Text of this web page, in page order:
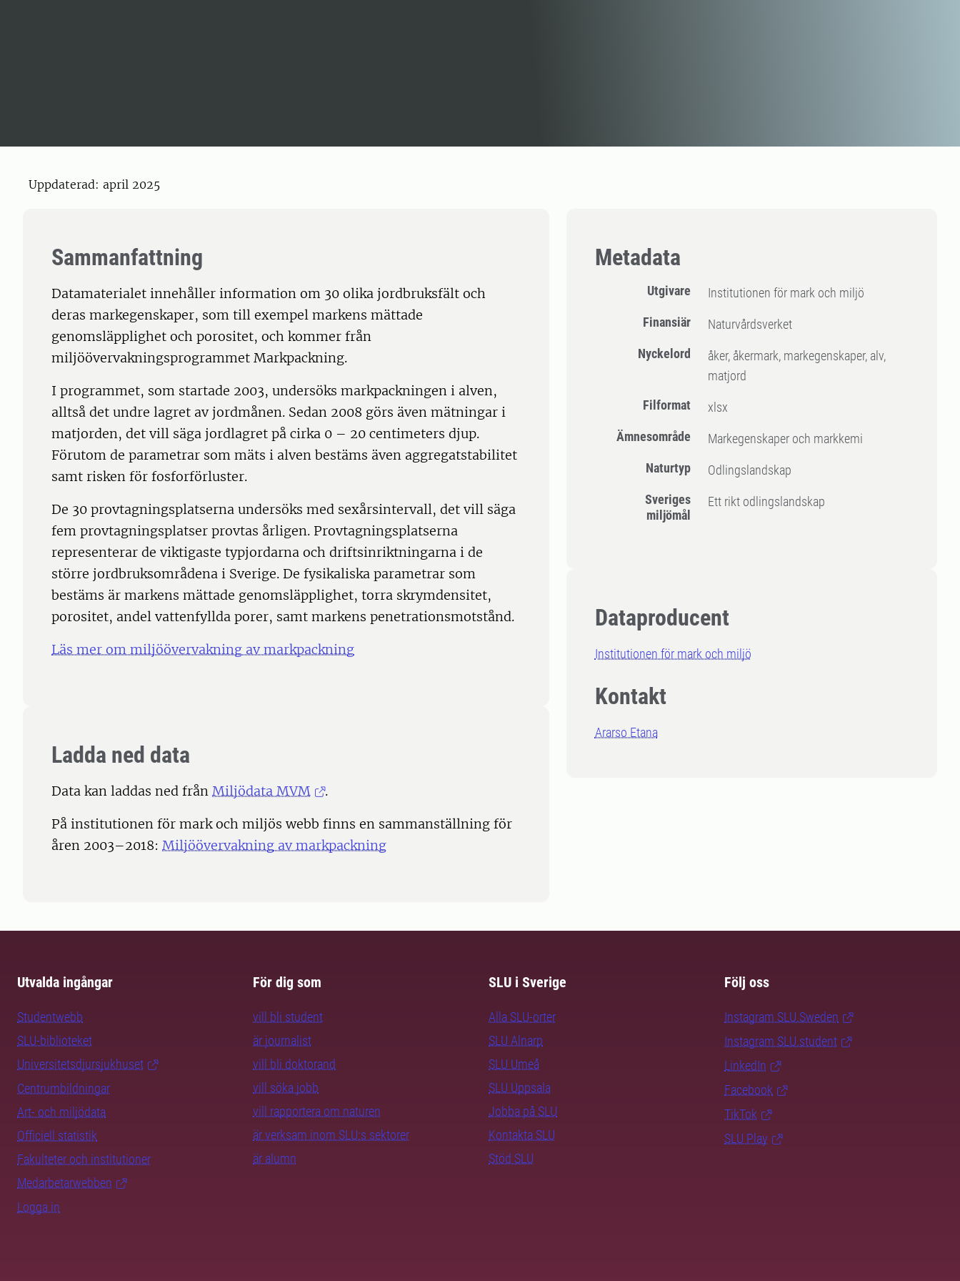
Uppdaterad: april 2025
Metadata
Utgivare
Institutionen för mark och miljö
Finansiär
Naturvårdsverket
Nyckelord
åker, åkermark, markegenskaper, alv,
matjord
Filformat
xlsx
Ämnesområde
Markegenskaper och markkemi
Naturtyp
Odlingslandskap
Sveriges
miljömål
Ett rikt odlingslandskap
Dataproducent
Institutionen för mark och miljö
Kontakt
Ararso Etana
Sammanfattning
Datamaterialet innehåller information om 30 olika jordbruksfält och
deras markegenskaper, som till exempel markens mättade
genomsläpplighet och porositet, och kommer från
miljöövervakningsprogrammet Markpackning.
I programmet, som startade 2003, undersöks markpackningen i alven,
alltså det undre lagret av jordmånen. Sedan 2008 görs även mätningar i
matjorden, det vill säga jordlagret på cirka 0 – 20 centimeters djup.
Förutom de parametrar som mäts i alven bestäms även aggregatstabilitet
samt risken för fosforförluster.
De 30 provtagningsplatserna undersöks med sexårsintervall, det vill säga
fem provtagningsplatser provtas årligen. Provtagningsplatserna
representerar de viktigaste typjordarna och driftsinriktningarna i de
större jordbruksområdena i Sverige. De fysikaliska parametrar som
bestäms är markens mättade genomsläpplighet, torra skrymdensitet,
porositet, andel vattenfyllda porer, samt markens penetrationsmotstånd.
Läs mer om miljöövervakning av markpackning
Ladda ned data
Data kan laddas ned från Miljödata MVM
.
På institutionen för mark och miljös webb finns en sammanställning för
åren 2003–2018: Miljöövervakning av markpackning
Utvalda ingångar
Studentwebb
SLU-biblioteket
Universitetsdjursjukhuset
Centrumbildningar
Art- och miljödata
Officiell statistik
Fakulteter och institutioner
Medarbetarwebben
Logga in
För dig som
vill bli student
är journalist
vill bli doktorand
vill söka jobb
vill rapportera om naturen
är verksam inom SLU:s sektorer
är alumn
SLU i Sverige
Alla SLU-orter
SLU Alnarp
SLU Umeå
SLU Uppsala
Jobba på SLU
Kontakta SLU
Stöd SLU
Följ oss
Instagram SLU.Sweden
Instagram SLU.student
LinkedIn
Facebook
TikTok
SLU Play